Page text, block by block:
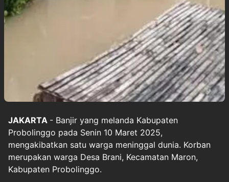
JAKARTA - Banjir yang melanda Kabupaten
Probolinggo pada Senin 10 Maret 2025,
mengakibatkan satu warga meninggal dunia. Korban
merupakan warga Desa Brani, Kecamatan Maron,
Kabupaten Probolinggo.